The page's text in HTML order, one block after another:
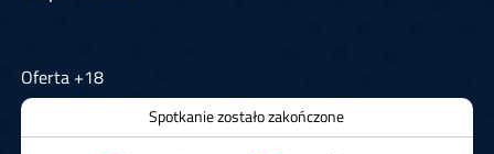
Oferta +18
Spotkanie zostało zakończone